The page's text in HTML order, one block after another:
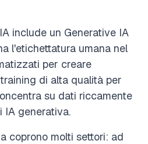
include un Generative IA
l'etichettatura umana nel
per creare
di alta qualità per
su dati riccamente
IA generativa.
coprono molti settori: ad